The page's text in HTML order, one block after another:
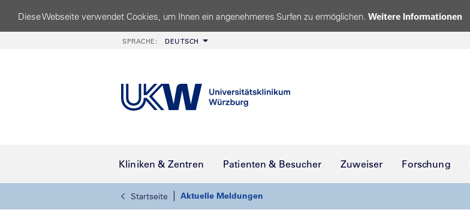
Diese Webseite verwendet Cookies, um Ihnen ein angenehmeres Surfen zu ermöglichen. Weitere Informationen
SPRACHE: DEUTSCH
Kliniken & Zentren Patienten & Besucher Zuweiser Forschung
Startseite Aktuelle Meldungen